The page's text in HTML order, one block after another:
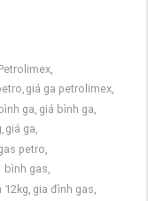
giá ga petrolimex,
bình ga, giá bình ga,
giá ga,
petro,
bình gas,
gia đình gas,